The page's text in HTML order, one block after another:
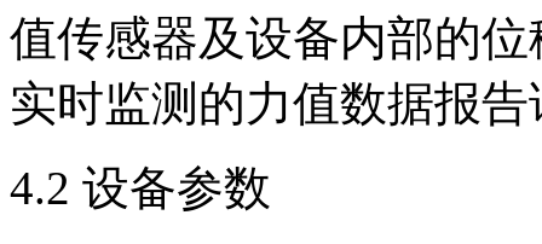
值传感器及设备内部的
实时监测的力值数据报
4.2 设备参数